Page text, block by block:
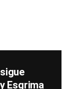
Esgrima